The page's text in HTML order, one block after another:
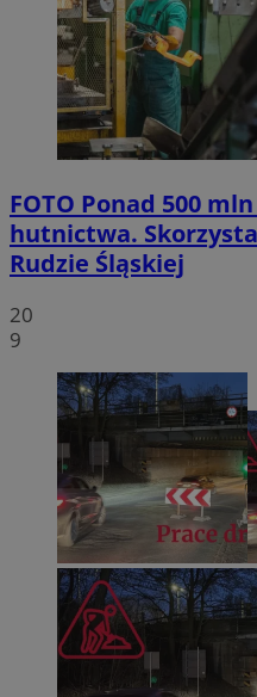
FOTO Ponad 500
hutnictwa.
Rudzie Śląskiej
20
9